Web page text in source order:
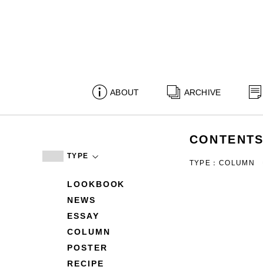
ABOUT ARCHIVE
TYPE
LOOKBOOK
NEWS
ESSAY
COLUMN
POSTER
RECIPE
CONTENTS
TYPE：COLUMN